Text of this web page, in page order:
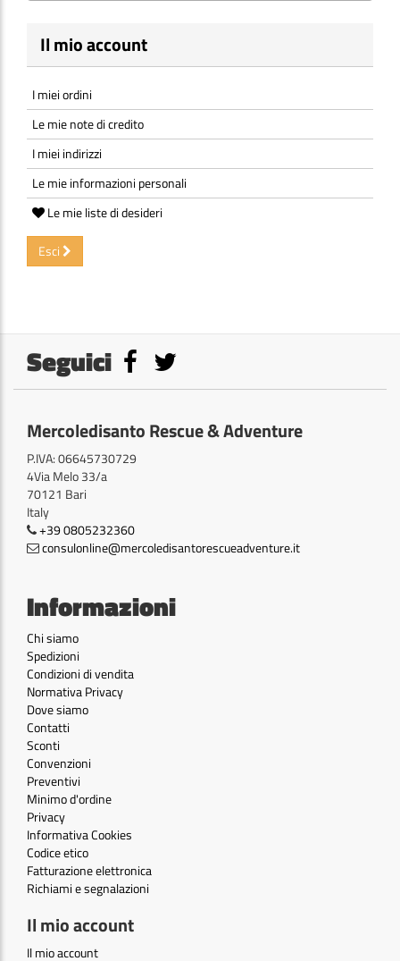
Il mio account
I miei ordini
Le mie note di credito
I miei indirizzi
Le mie informazioni personali
Le mie liste di desideri
Esci
Seguici
Mercoledisanto Rescue & Adventure
P.IVA: 06645730729
4Via Melo 33/a
70121 Bari
Italy
+39 0805232360
consulonline@mercoledisantorescueadventure.it
Informazioni
Chi siamo
Spedizioni
Condizioni di vendita
Normativa Privacy
Dove siamo
Contatti
Sconti
Convenzioni
Preventivi
Minimo d'ordine
Privacy
Informativa Cookies
Codice etico
Fatturazione elettronica
Richiami e segnalazioni
Il mio account
Il mio account